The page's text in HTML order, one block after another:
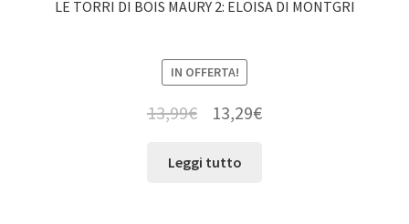
LE TORRI DI BOIS MAURY 2: ELOISA DI MONTGRI
IN OFFERTA!
13,99€ 13,29€
Leggi tutto